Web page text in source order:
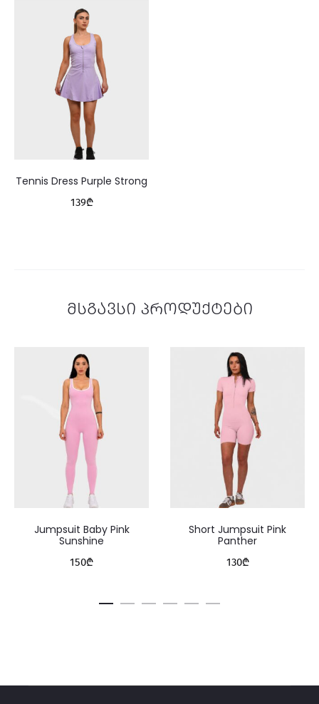
Tennis Dress Purple Strong
139₾
მსგავსი პროდუქტები
Jumpsuit Baby Pink
Sunshine
150₾
Short Jumpsuit Pink
Panther
130₾